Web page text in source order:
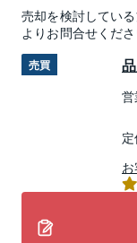
売却を検討してい
よりお問合せくださ
売買